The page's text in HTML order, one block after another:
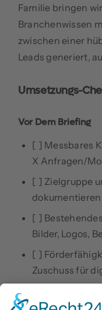
Familie bringen
Branchenwissen
zwischen einer
Leads generiert,
Umsetzungs-
Vor Dem Briefing
[ ] Messbares
X Anfragen/
[ ] Zielgruppe
dokumentieren
[ ]
Bilder, Logos,
[ ]
Zuschuss für
Während Der